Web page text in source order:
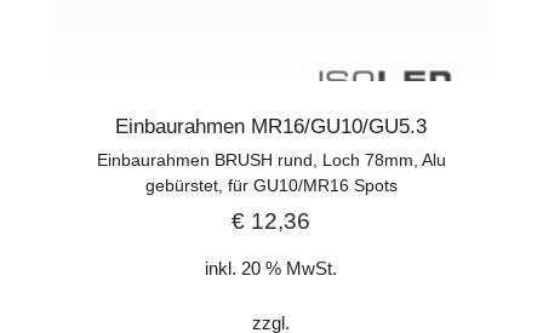
Einbaurahmen MR16/GU10/GU5.3
Einbaurahmen BRUSH rund, Loch 78mm, Alu
gebürstet, für GU10/MR16 Spots
€ 12,36
inkl. 20 % MwSt.
zzgl.